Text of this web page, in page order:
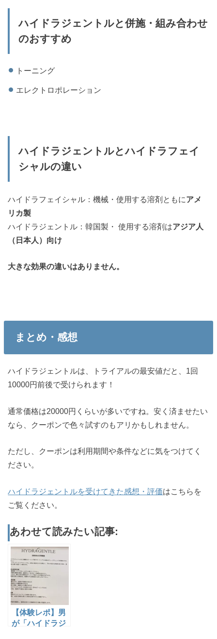
ハイドラジェントルと併施・組み合わせ
のおすすめ
トーニング
エレクトロポレーション
ハイドラジェントルとハイドラフェイ
シャルの違い
ハイドラフェイシャル：機械・使用する溶剤ともにアメ
リカ製
ハイドラジェントル：韓国製・ 使用する溶剤はアジア人
（日本人）向け
大きな効果の違いはありません。
まとめ・感想
ハイドラジェントルは、トライアルの最安値だと、1回
10000円前後で受けられます！
通常価格は20000円くらいが多いですね。安く済ませたい
なら、クーポンで色々試すのもアリかもしれません。
ただし、クーポンは利用期間や条件などに気をつけてく
ださい。
ハイドラジェントルを受けてきた感想・評価はこちらを
ご覧ください。
あわせて読みたい記事:
【体験レポ】男
が「ハイドラジ